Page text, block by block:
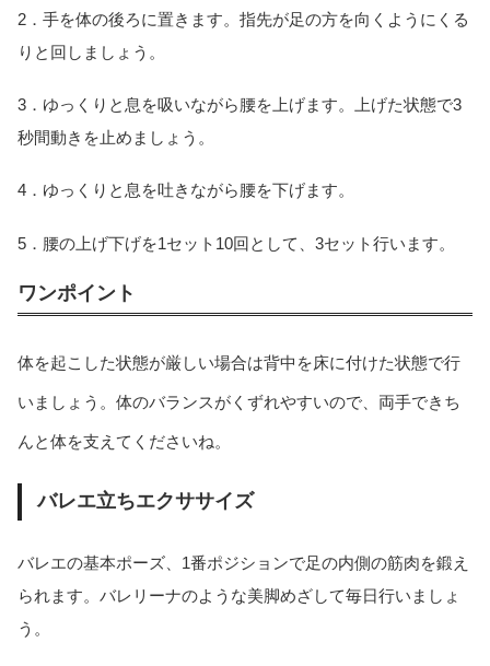
2．手を体の後ろに置きます。指先が足の方を向くようにくる
りと回しましょう。
3．ゆっくりと息を吸いながら腰を上げます。上げた状態で3
秒間動きを止めましょう。
4．ゆっくりと息を吐きながら腰を下げます。
5．腰の上げ下げを1セット10回として、3セット行います。
ワンポイント
体を起こした状態が厳しい場合は背中を床に付けた状態で行
いましょう。体のバランスがくずれやすいので、両手できち
んと体を支えてくださいね。
バレエ立ちエクササイズ
バレエの基本ポーズ、1番ポジションで足の内側の筋肉を鍛え
られます。バレリーナのような美脚めざして毎日行いましょ
う。